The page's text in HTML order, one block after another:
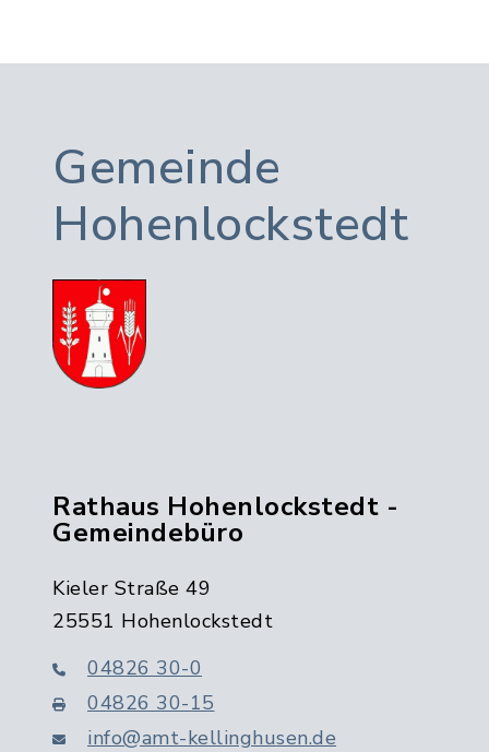
Gemeinde
Hohenlockstedt
Rathaus Hohenlockstedt -
Gemeindebüro
Kieler Straße 49
25551 Hohenlockstedt
04826 30-0
04826 30-15
info@amt-kellinghusen.de